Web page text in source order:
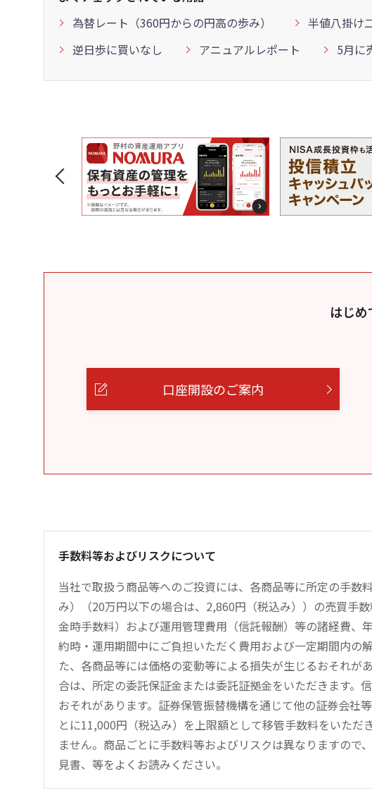
為替レート（360円からの円高の歩み）
半値八掛け
逆日歩に買いなし
アニュアルレポート 5月に
はじ
口座開設のご案内
手数料等およびリスクについて
当社で取扱う商品等へのご投資には、各商品等に所定の手
み）（20万円以下の場合は、2,860円（税込み））の売買手
金時手数料）および運用管理費用（信託報酬）等の諸経費
約時・運用期間中にご負担いただく費用および一定期間内の
た、各商品等には価格の変動等による損失が生じるおそれ
合は、所定の委託保証金または委託証拠金をいただきます。
おそれがあります。証券保管振替機構を通じて他の証券会社
とに11,000円（税込み）を上限額として移管手数料をいた
ません。商品ごとに手数料等およびリスクは異なりますの
見書、等をよくお読みください。